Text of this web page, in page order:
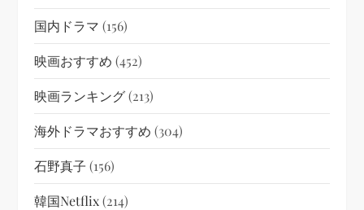
国内ドラマ (156)
映画おすすめ (452)
映画ランキング(213)
海外ドラマおすすめ (304)
石野真子 (156)
韓国netflix(214)